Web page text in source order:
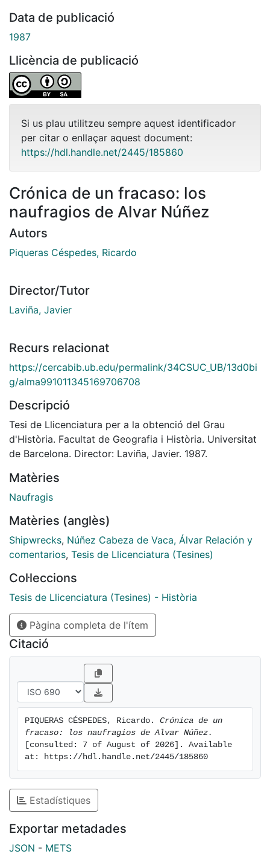
Data de publicació
1987
Llicència de publicació
Si us plau utilitzeu sempre aquest identificador
per citar o enllaçar aquest document:
https://hdl.handle.net/2445/185860
Crónica de un fracaso: los
naufragios de Alvar Núñez
Autors
Piqueras Céspedes, Ricardo
Director/Tutor
Laviña, Javier
Recurs relacionat
https://cercabib.ub.edu/permalink/34CSUC_UB/13d0bi
g/alma991011345169706708
Descripció
Tesi de Llicenciatura per a la obtenció del Grau
d'Història. Facultat de Geografia i Història. Universitat
de Barcelona. Director: Laviña, Javier. 1987.
Matèries
Naufragis
Matèries (anglès)
Shipwrecks, Núñez Cabeza de Vaca, Álvar Relación y
comentarios, Tesis de Llicenciatura (Tesines)
Col·leccions
Tesis de Llicenciatura (Tesines) - Història
Pàgina completa de l'ítem
Citació
PIQUERAS CÉSPEDES, Ricardo. Crónica de un
fracaso: los naufragios de Alvar Núñez.
[consulted: 7 of August of 2026]. Available
at: https://hdl.handle.net/2445/185860
Estadístiques
Exportar metadades
JSON - METS